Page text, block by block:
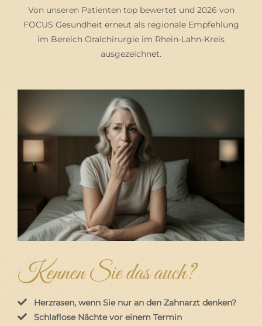
Von unseren Patienten top bewertet und 2026 von
FOCUS Gesundheit erneut als regionale Empfehlung
im Bereich Oralchirurgie im Rhein-Lahn-Kreis
ausgezeichnet.
Kennen Sie das auch?
Herzrasen, wenn Sie nur an den Zahnarzt denken?
Schlaflose Nächte vor einem Termin